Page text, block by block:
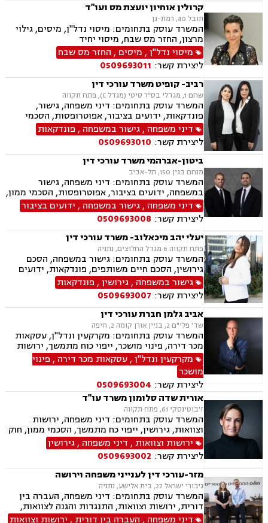
קרולין אוחיון יועצת מס ועו"ד
תובל 40, רמת-גן
המשרד עוסק בתחומים: מיסוי נדל"ן, מיסים, גילוי
מרצון, החזר מס שבח, מיסוי יחיד
מיסוי נדל"ן, מיסים , החזר מס שבח
ליצירת קשר: 0509693011
רביב- קופיט משרד עורכי דין
שחם 1, מגדלי בס״ר סיטי (מגדל C), פתח תקווה
המשרד עוסק בתחומים: דיני משפחה, גישור,
פונדקאות, ידועים בציבור, אפוטרופסות, הסכמי
ממון, אבהות, מזונות, משמורת, גירושין, הורות חד
מינית, נישואים חד אזרחיים, אימוץ, חלוקת רכוש,
מעמד אישי, תיאום הורי, חטיפת ילדים, זמני שהות,
אומנה, ניכור הורי, עסקאות מתנה.
דיני משפחה ,גישור במשפחה , פונדקאות
ליצירת קשר: 0509693010
ביטון-אברהמי משרד עורכי דין
מנחם בגין 150, תל-אביב
המשרד עוסק בתחומים: דיני משפחה, גישור
במשפחה, ידועים בציבור, אפוטרופסות, הסכמי ממון,
אבהות, מזונות, משמורת, גירושין, נישואים אזרחיים,
חלוקת רכוש, מעמד אישי, תיאום הורי, זמני שהות,
ניכור הורי, עסקאות מתנה.
דיני משפחה ,גישור במשפחה , ידועים בציבור
ליצירת קשר: 0509693008
יעלי יהב מיכאלוב- משרד עורכי דין
פתח תקווה 6 מגדל החלוצים, נתניה
המשרד עוסק בתחומים: גישור במשפחה, הסכם
גירושין, הסכם חיים משותפים, פונדקאות, ידועים
בציבור, אפוטרופסות, הסכמי ממון, אבהות, מזונות,
זמני שהות, גירושין, הורות חד מינית, נישואים
אזרחיים, חוק הנוער, אימוץ , חלוקת רכוש, מעמד
אישי, תיאום הורי, חטיפת ילדים, זמני שהות (החזקת
ילדים), אומנה, ניכור הורי, עסקאות מתנה, הוצאה
לפועל, חדלות פירעון, ייפוי כוח מתמשך, מסמך
הבעת רצון, צוואות וירושה.
גישור במשפחה ,גירושין, פונדקאות
ליצירת קשר: 0509693007
אביב גלמן חברת עורכי דין
שד' פלי"ם 2, בניין אורן קומה 2, חיפה
המשרד עוסק בתחומים: מקרקעין ונדל"ן, עסקאות
מכר דירה, פינוי מושכר, ייפוי כוח מתמשך, ירושות
וצוואות, נוטריון.
מקרקעין ונדל"ן,עסקאות מכר דירה , פינוי
מושכר
ליצירת קשר: 0509693004
אורית שדה סלומון משרד עו"ד
ז'בוטינסקי 61, פתח תקווה
המשרד עוסק בתחומים: דיני משפחה, ירושות
וצוואות, גירושין, ייפוי כח מתמשך, הסכמי ממון, חוק
הנוער, פירוק שיתוף, משמורת, זמני שהות, הסכם
חיים משותפים, מעמד אישי, מזונות, אלימות
במשפחה, צווי הגנה, אימוץ, אפוטרופסות, ניכור הורי,
הורות חד מינית, עסקאות מתנה, העברה בין דורית,
פונדקאות, חטיפת ילדים, ידועים בציבור, ייצוג
קטינים, גישור במשפחה
ירושות וצוואות , דיני משפחה ,גירושין
ליצירת קשר: 0509693002
מזר-עורכי דין לענייני משפחה וירושה
גיבורי ישראל 22, בית אלישע, נתניה
המשרד עוסק בתחומים: דיני משפחה, העברה בין
דורית, ירושות וצוואות, התנגדות והגנה לצוואות,
ייפוי כוח מתמשך, הסכמי ממון, גישור במשפחה,
דיני משפחה , העברה בין דורית , ירושות וצוואות